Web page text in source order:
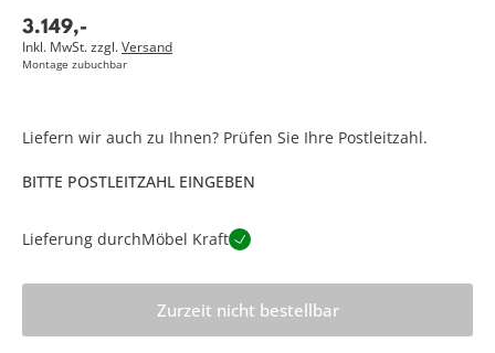
3.149,-
Inkl. MwSt. zzgl.Versand
Montage zubuchbar
Liefern wir auch zu Ihnen? Prüfen Sie Ihre Postleitzahl.
BITTE POSTLEITZAHL EINGEBEN
Lieferung durchMöbel Kraft
Zurzeit nicht bestellbar